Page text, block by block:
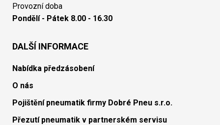
Provozní doba
Pondělí - Pátek 8.00 - 16.30
DALŠÍ INFORMACE
Nabídka předzásobení
O nás
Pojištění pneumatik firmy Dobré Pneu s.r.o.
Přezutí pneumatik v partnerském servisu